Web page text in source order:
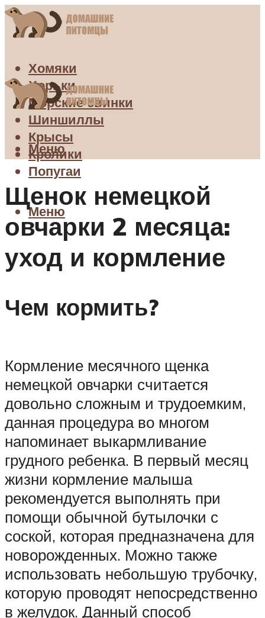
Хомяки
Хорьки
Морские свинки
Шиншиллы
Крысы
Кролики
Попугаи
Меню
Меню
Щенок немецкой
овчарки 2 месяца:
уход и кормление
Чем кормить?
Кормление месячного щенка
немецкой овчарки считается
довольно сложным и трудоемким,
данная процедура во многом
напоминает выкармливание
грудного ребенка. В первый месяц
жизни кормление малыша
рекомендуется выполнять при
помощи обычной бутылочки с
соской, которая предназначена для
новорожденных. Можно также
использовать небольшую трубочку,
которую проводят непосредственно
в желудок. Данный способ